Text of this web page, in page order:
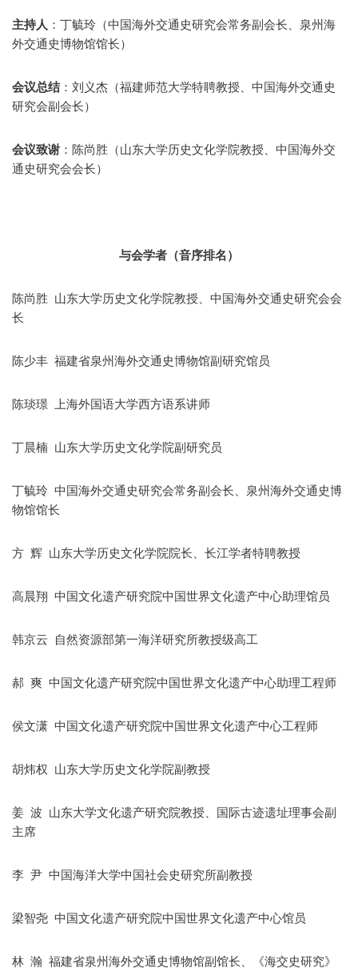
主持人 ：丁毓玲（中国海外交通史研究会常务副会长、泉州海
外交通史博物馆馆长）
会议总结：刘义杰（福建师范大学特聘教授、中国海外交通史
研究会副会长）
会议致谢 ：陈尚胜（山东大学历史文化学院教授、中国海外交
通史研究会会长）
与会学者 （音序排名）
陈尚胜 山东大学历史文化学院教授、中国海外交通史研究会会
长
陈少丰 福建省泉州海外交通史博物馆副研究馆员
陈琰璟 上海外国语大学西方语系讲师
丁晨楠 山东大学历史文化学院副研究员
丁毓玲 中国海外交通史研究会常务副会长、泉州海外交通史博
物馆馆长
方 辉 山东大学历史文化学院院长、长江学者特聘教授
高晨翔 中国文化遗产研究院中国世界文化遗产中心助理馆员
韩京云 自然资源部第一海洋研究所教授级高工
郝 爽 中国文化遗产研究院中国世界文化遗产中心助理工程师
侯文潇 中国文化遗产研究院中国世界文化遗产中心工程师
胡炜权 山东大学历史文化学院副教授
姜 波 山东大学文化遗产研究院教授、国际古迹遗址理事会副
主席
李 尹 中国海洋大学中国社会史研究所副教授
梁智尧 中国文化遗产研究院中国世界文化遗产中心馆员
林 瀚 福建省泉州海外交通史博物馆副馆长、《海交史研究》